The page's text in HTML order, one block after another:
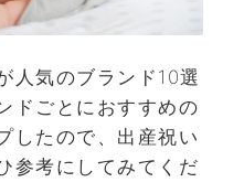
人気のブランド10選
ドごとにおすすめの
したので、出産祝い
参考にしてみてくだ